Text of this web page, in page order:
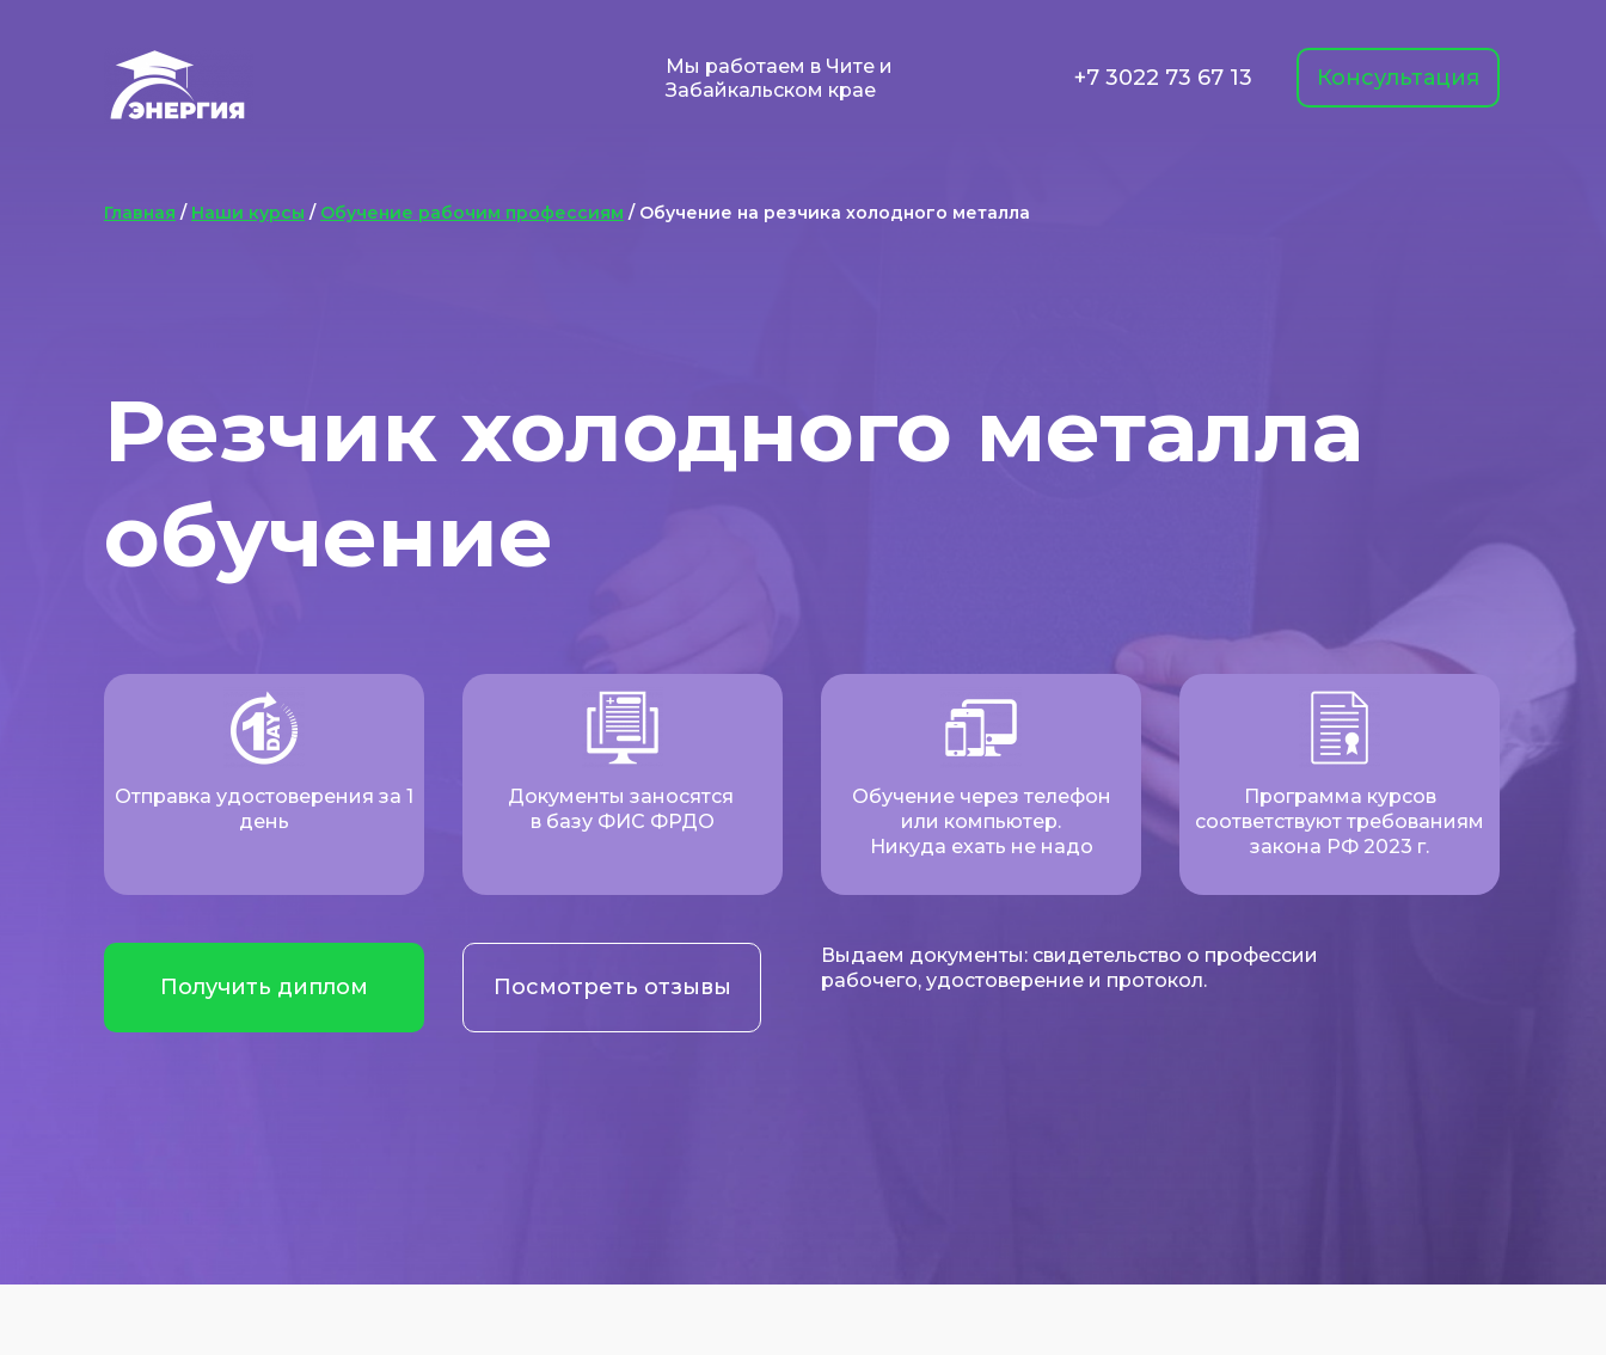
Мы работаем в Чите и
Забайкальском крае
+7 3022 73 67 13 Консультация
Резчик холодного металла
обучение
Получить диплом
Отправка удостоверения за 1
день
Документы заносятся
в базу ФИС ФРДО
Обучение через телефон
или компьютер.
Никуда ехать не надо
Программа курсов
соответствуют требованиям
закона РФ 2023 г.
Главная / Наши курсы / Обучение рабочим профессиям / Обучение на резчика холодного металла
Посмотреть отзывы
Выдаем документы: свидетельство о профессии
рабочего, удостоверение и протокол.